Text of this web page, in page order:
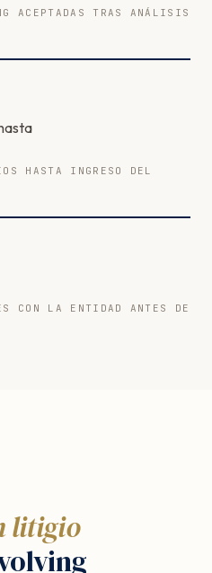
ACEPTADAS TRAS ANÁLISIS
HASTA INGRESO DEL
CON LA ENTIDAD ANTES DE
litigio